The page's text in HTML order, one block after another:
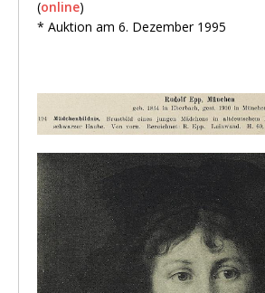
(online)
* Auktion am 6. Dezember 1995